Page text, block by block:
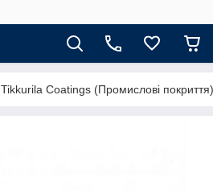
Tikkurila Coatings (Промислові покриття)